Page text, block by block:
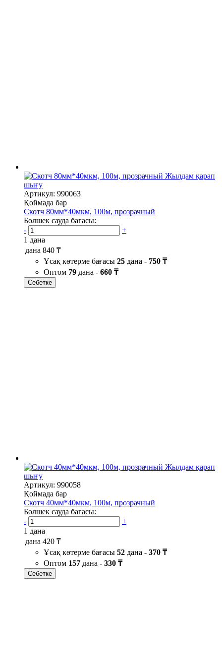
Жылдам қарап
шығу
Артикул: 990063
Қоймада бар
Скотч 80мм*40мкм, 100м, прозрачный
Бөлшек сауда бағасы:
-
+
1 дана
дана 840 ₸
Ұсақ көтерме бағасы 25 дана - 750 ₸
Оптом 79 дана - 660 ₸
Себетке
Жылдам қарап
шығу
Артикул: 990058
Қоймада бар
Скотч 40мм*40мкм, 100м, прозрачный
Бөлшек сауда бағасы:
-
+
1 дана
дана 420 ₸
Ұсақ көтерме бағасы 52 дана - 370 ₸
Оптом 157 дана - 330 ₸
Себетке